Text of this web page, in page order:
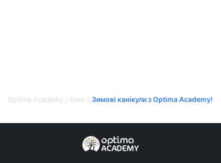
Optima Academy / Блог / Зимові канікули з Optima Academy!